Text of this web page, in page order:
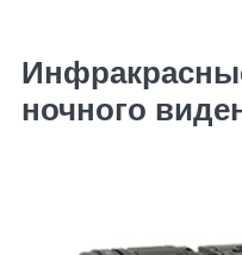
ночного